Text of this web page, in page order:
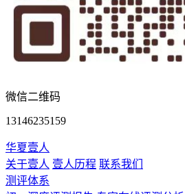
微信二维码
13146235159
华夏壹人
关于壹人 壹人历程 联系我们
测评体系